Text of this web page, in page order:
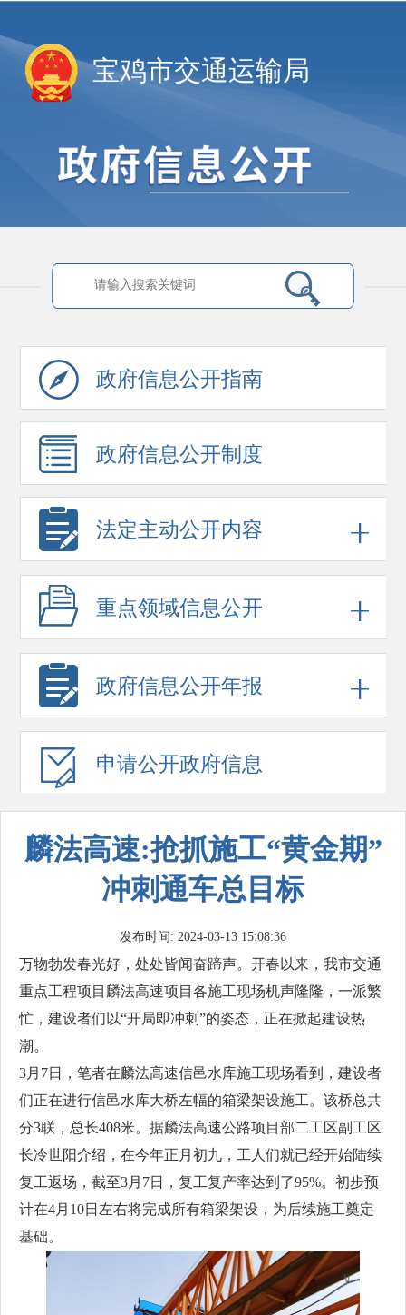
宝鸡市交通运输局
政府信息公开指南
政府信息公开制度
法定主动公开内容
重点领域信息公开
政府信息公开年报
申请公开政府信息
麟法高速:抢抓施工“黄金期”
冲刺通车总目标
发布时间: 2024-03-13 15:08:36
万物勃发春光好，处处皆闻奋蹄声。开春以来，我市交通
重点工程项目麟法高速项目各施工现场机声隆隆，一派繁
忙，建设者们以“开局即冲刺”的姿态，正在掀起建设热
潮。
3月7日，笔者在麟法高速信邑水库施工现场看到，建设者
们正在进行信邑水库大桥左幅的箱梁架设施工。该桥总共
分3联，总长408米。据麟法高速公路项目部二工区副工区
长冷世阳介绍，在今年正月初九，工人们就已经开始陆续
复工返场，截至3月7日，复工复产率达到了95%。初步预
计在4月10日左右将完成所有箱梁架设，为后续施工奠定
基础。